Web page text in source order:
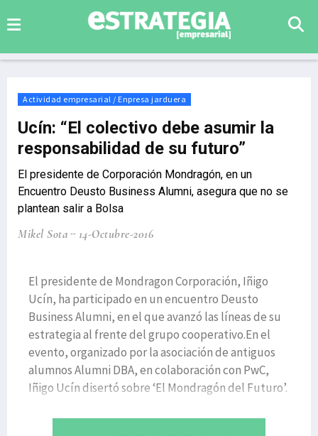
Actividad empresarial / Enpresa jarduera
Ucín: “El colectivo debe asumir la
responsabilidad de su futuro”
El presidente de Corporación Mondragón, en un
Encuentro Deusto Business Alumni, asegura que no se
plantean salir a Bolsa
Mikel Sota 14-Octubre-2016
El presidente de Mondragon Corporación, Iñigo
Ucín, ha participado en un encuentro Deusto
Business Alumni, en el que avanzó las líneas de su
estrategia al frente del grupo cooperativo.En el
evento, organizado por la asociación de antiguos
alumnos Alumni DBA, en colaboración con PwC,
Iñigo Ucín disertó sobre ‘El Mondragón del Futuro’.